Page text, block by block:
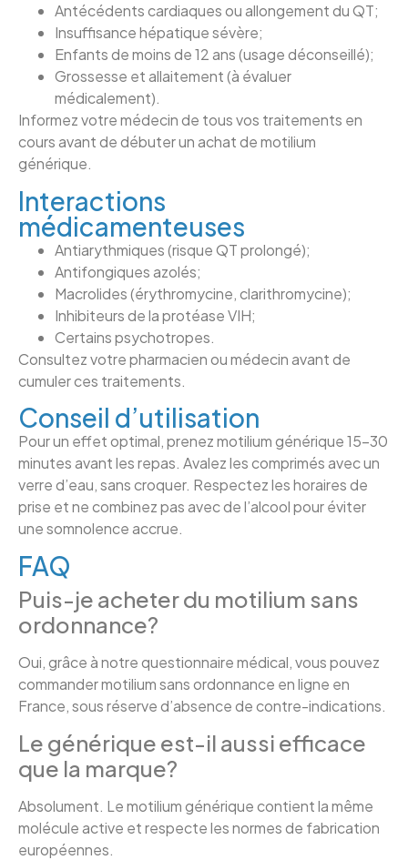
Antécédents cardiaques ou allongement du QT;
Insuffisance hépatique sévère;
Enfants de moins de 12 ans (usage déconseillé);
Grossesse et allaitement (à évaluer
médicalement).
Informez votre médecin de tous vos traitements en
cours avant de débuter un achat de motilium
générique.
Interactions
médicamenteuses
Antiarythmiques (risque QT prolongé);
Antifongiques azolés;
Macrolides (érythromycine, clarithromycine);
Inhibiteurs de la protéase VIH;
Certains psychotropes.
Consultez votre pharmacien ou médecin avant de
cumuler ces traitements.
Conseil d’utilisation
Pour un effet optimal, prenez motilium générique 15–30
minutes avant les repas. Avalez les comprimés avec un
verre d’eau, sans croquer. Respectez les horaires de
prise et ne combinez pas avec de l’alcool pour éviter
une somnolence accrue.
FAQ
Puis-je acheter du motilium sans
ordonnance?
Oui, grâce à notre questionnaire médical, vous pouvez
commander motilium sans ordonnance en ligne en
France, sous réserve d’absence de contre-indications.
Le générique est-il aussi efficace
que la marque?
Absolument. Le motilium générique contient la même
molécule active et respecte les normes de fabrication
européennes.